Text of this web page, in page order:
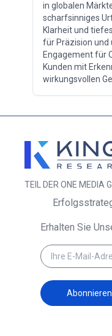
in globalen
scharfsinniges
Klarheit und
für Präzision und
Engagement für
Kunden mit
wirkungsvollen
TEIL DER ONE MEDIA
Erhalten Sie
Abonnieren